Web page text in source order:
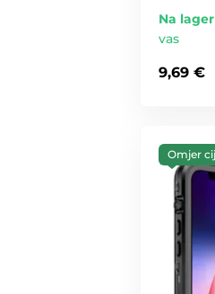
Na
vas
9,69 €
Omjer